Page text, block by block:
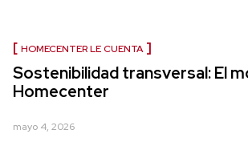
HOMECENTER LE CUENTA
Sostenibilidad transversal: El
Homecenter
mayo 4, 2026